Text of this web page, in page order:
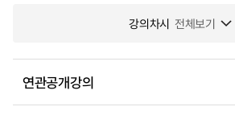
강의차시 전체보기
연관공개강의